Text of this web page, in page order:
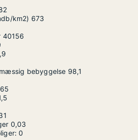
km2) 673
40156
bebyggelse 98,1
0,03
0